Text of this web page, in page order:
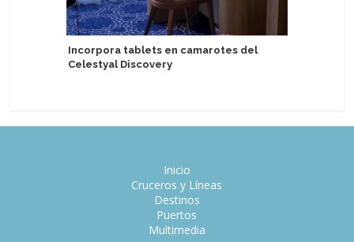
Incorpora tablets en camarotes del
Celestyal Discovery
Inicio
Cruceros y Líneas
Destinos
Puertos
Multimedia